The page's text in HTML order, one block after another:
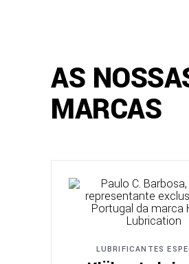
AS
MARCAS
LUBRIFICANTES